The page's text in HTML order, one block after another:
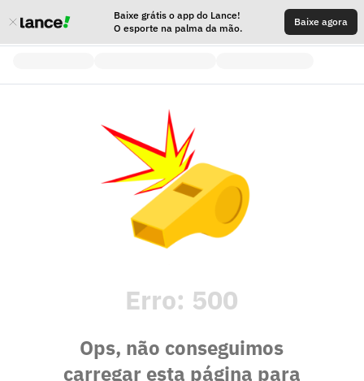
Baixe grátis o app do Lance!
O esporte na palma da mão.
Baixe agora
Erro: 500
Ops, não conseguimos
carregar esta página para